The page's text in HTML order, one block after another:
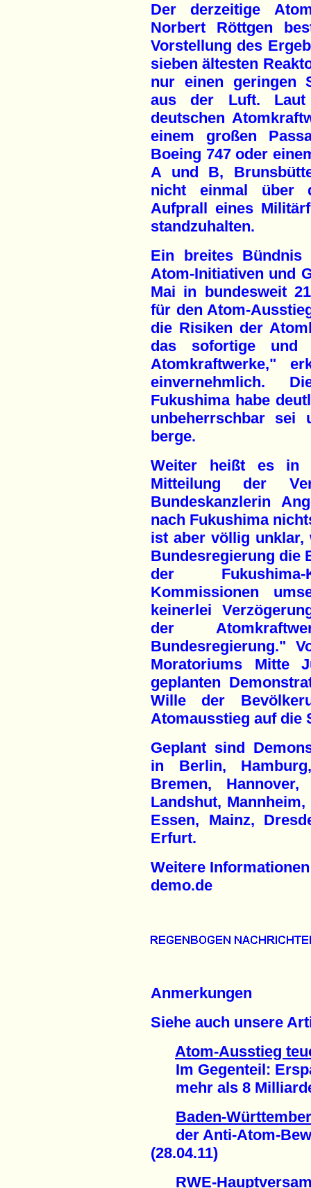
Der derzeitige
Norbert Röttgen
Vorstellung des
sieben ältesten
nur einen geringen
aus der Luft.
deutschen
einem großen
Boeing 747 oder
A und B,
nicht einmal über
Aufprall eines
standzuhalten.
Ein breites Bündnis
Atom-Initiativen und
Mai in bundesweit
für den Atom-
die Risiken der
das sofortige und
Atomkraftwerke,"
einvernehmlich.
Fukushima habe
unbeherrschbar sei
berge.
Weiter heißt es in
Mitteilung der
Bundeskanzlerin
nach Fukushima
ist aber völlig unklar,
Bundesregierung die
der Fukushima-
Kommissionen
keinerlei
der
Bundesregierung."
Moratoriums Mitte
geplanten
Wille der
Atomausstieg auf die
Geplant sind
in Berlin,
Bremen,
Landshut,
Essen, Mainz,
Erfurt.
Weitere
demo.de
Anmerkungen
Siehe auch unsere
Atom-Ausstieg
Im Gegenteil:
mehr als 8
Baden-
der Anti-Atom-
(28.04.11)
RWE-